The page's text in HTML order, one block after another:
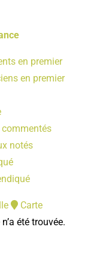
en premier
en premier
notés
Carte
été trouvée.